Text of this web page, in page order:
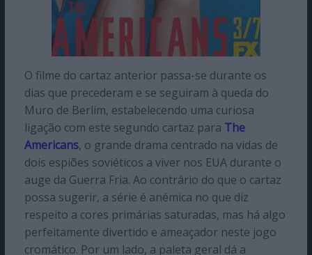
O filme do cartaz anterior passa-se durante os
dias que precederam e se seguiram à queda do
Muro de Berlim, estabelecendo uma curiosa
ligação com este segundo cartaz para The
Americans, o grande drama centrado na vidas de
dois espiões soviéticos a viver nos EUA durante o
auge da Guerra Fria. Ao contrário do que o cartaz
possa sugerir, a série é anémica no que diz
respeito a cores primárias saturadas, mas há algo
perfeitamente divertido e ameaçador neste jogo
cromático. Por um lado, a paleta geral dá a